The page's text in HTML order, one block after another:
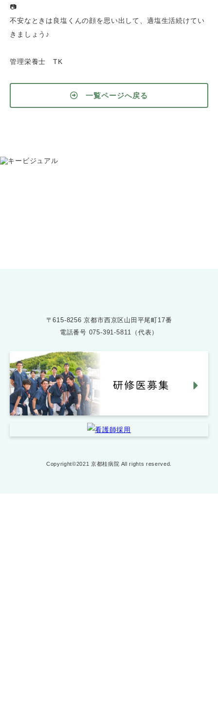
📷
不安なときは良塩くんの顔を思い出して、適塩生活続けてい
きましょう♪
管理栄養士 TK
一覧ページへ戻る
〒615-8256 京都市西京区山田平尾町17番
電話番号 075-391-5811（代表）
Copyright©2021 京都桂病院 All rights reserved.